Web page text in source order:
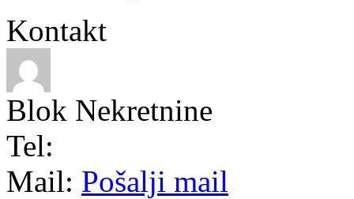
Kontakt
Blok Nekretnine
Tel:
Mail: Pošalji mail